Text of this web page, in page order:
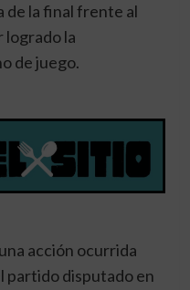
de la final frente al
logrado la
de juego.
acción ocurrida
partido disputado en